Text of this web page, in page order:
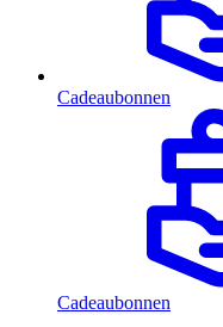
Cadeaubonnen
Cadeaubonnen